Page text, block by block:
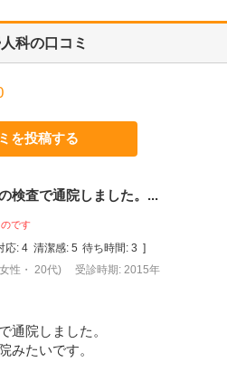
科の口コミ
を投稿する
検査で通院しました。...
です
応: 4 清潔感: 5 待ち時間: 3 ]
性・ 20代) 受診時期: 2015年
通院しました。
みたいです。